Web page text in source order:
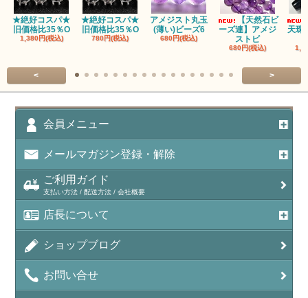
★絶好コスパ★
旧価格比35％O
1,380円(税込)
★絶好コスパ★
旧価格比35％O
780円(税込)
アメジスト丸玉
(薄い)ビーズ6
680円(税込)
【天然石ビ
ーズ連】アメジ
ストビ
680円(税込)
天珠
< >
会員メニュー
メールマガジン登録・解除
ご利用ガイド
支払い方法 / 配送方法 / 会社概要
店長について
ショップブログ
お問い合せ